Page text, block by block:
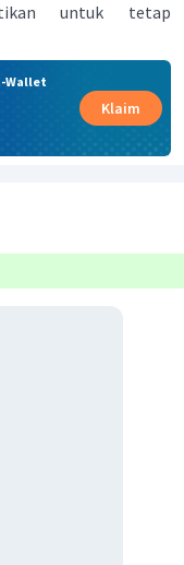
untuk tetap
Wallet
Klaim